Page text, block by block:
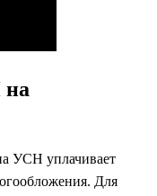
на
УСН уплачивает
Для